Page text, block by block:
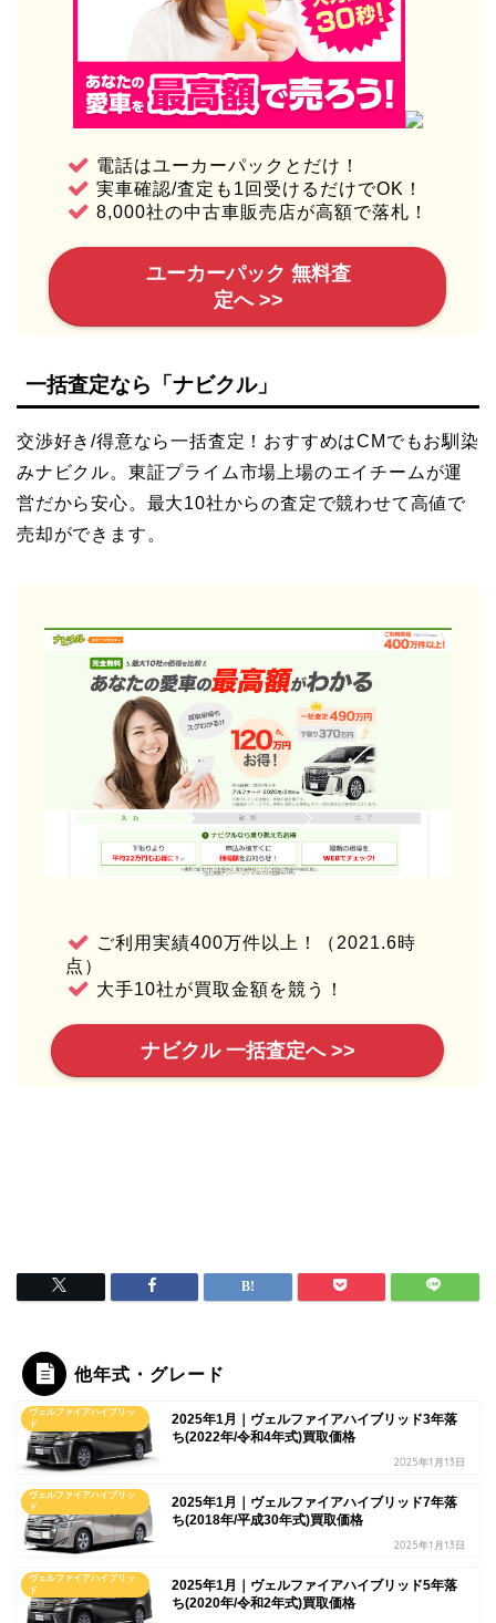
電話はユーカーパックとだけ！
実車確認/査定も1回受けるだけでOK！
8,000社の中古車販売店が高額で落札！
ユーカーパック 無料査
定へ >>
一括査定なら「ナビクル」
交渉好き/得意なら一括査定！おすすめはCMでもお馴染
みナビクル。東証プライム市場上場のエイチームが運
営だから安心。最大10社からの査定で競わせて高値で
売却ができます。
ご利用実績400万件以上！（2021.6時
点）
大手10社が買取金額を競う！
ナビクル 一括査定へ >>
他年式・グレード
ヴェルファイアハイブリッ
ド
2025年1月｜ヴェルファイアハイブリッド3年落
ち(2022年/令和4年式)買取価格
2025年1月13日
ヴェルファイアハイブリッ
ド
2025年1月｜ヴェルファイアハイブリッド7年落
ち(2018年/平成30年式)買取価格
2025年1月13日
ヴェルファイアハイブリッ
ド
2025年1月｜ヴェルファイアハイブリッド5年落
ち(2020年/令和2年式)買取価格